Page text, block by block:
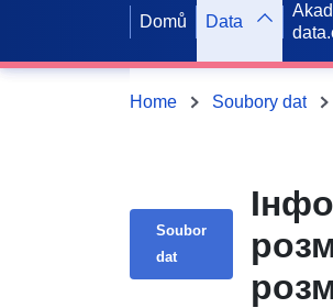
Domů Data
Home Soubory dat
Soubor
dat